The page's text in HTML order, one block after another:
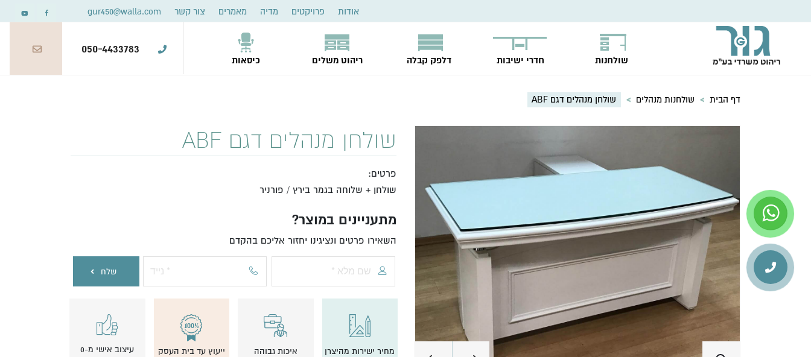
אודות פרויקטים מדיה מאמרים צור קשר gur450@walla.com
שולחנות חדרי ישיבות דלפק קבלה ריהוט משלים כיסאות
050-4433783
דף הבית > שולחנות מנהלים > שולחן מנהלים דגם ABF
שולחן מנהלים דגם ABF
פרטים:
שולחן + שלוחה בגמר בירץ / פורניר
מתעניינים במוצר?
השאירו פרטים ונציגינו יחזור אליכם בהקדם
שלח
מחיר ישירות מהיצרן איכות גבוהה ייעוץ עד בית העסק עיצוב אישי מ-0